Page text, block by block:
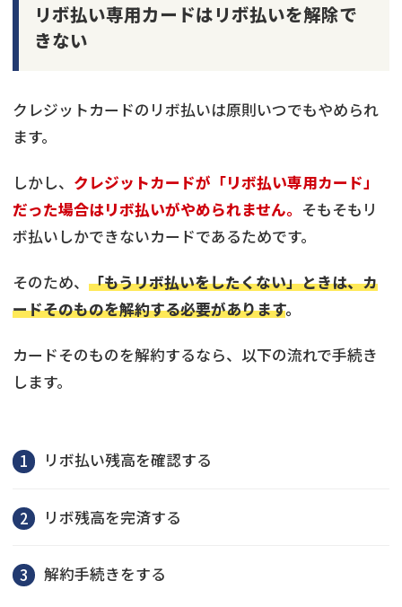
リボ払い専用カードはリボ払いを解除で
きない
クレジットカードのリボ払いは原則いつでもやめられ
ます。
しかし、 クレジットカードが「リボ払い専用カード」
だった場合はリボ払いがやめられません。 そもそもリ
ボ払いしかできないカードであるためです。
そのため、 「もうリボ払いをしたくない」ときは、カ
ードそのものを解約する必要があります。
カードそのものを解約するなら、以下の流れで手続き
します。
リボ払い残高を確認する
リボ残高を完済する
解約手続きをする